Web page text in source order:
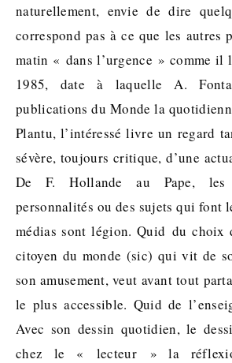
naturellement, envie de dire
correspond pas à ce que les autres
matin « dans l’urgence » comme il
1985, date à laquelle A.
publications du Monde la
Plantu, l’intéressé livre un regard
sévère, toujours critique, d’une
De F. Hollande au Pape, les
personnalités ou des sujets qui font
médias sont légion. Quid du choix
citoyen du monde (sic) qui vit de
son amusement, veut avant tout
le plus accessible. Quid de
Avec son dessin quotidien, le
chez le « lecteur » la